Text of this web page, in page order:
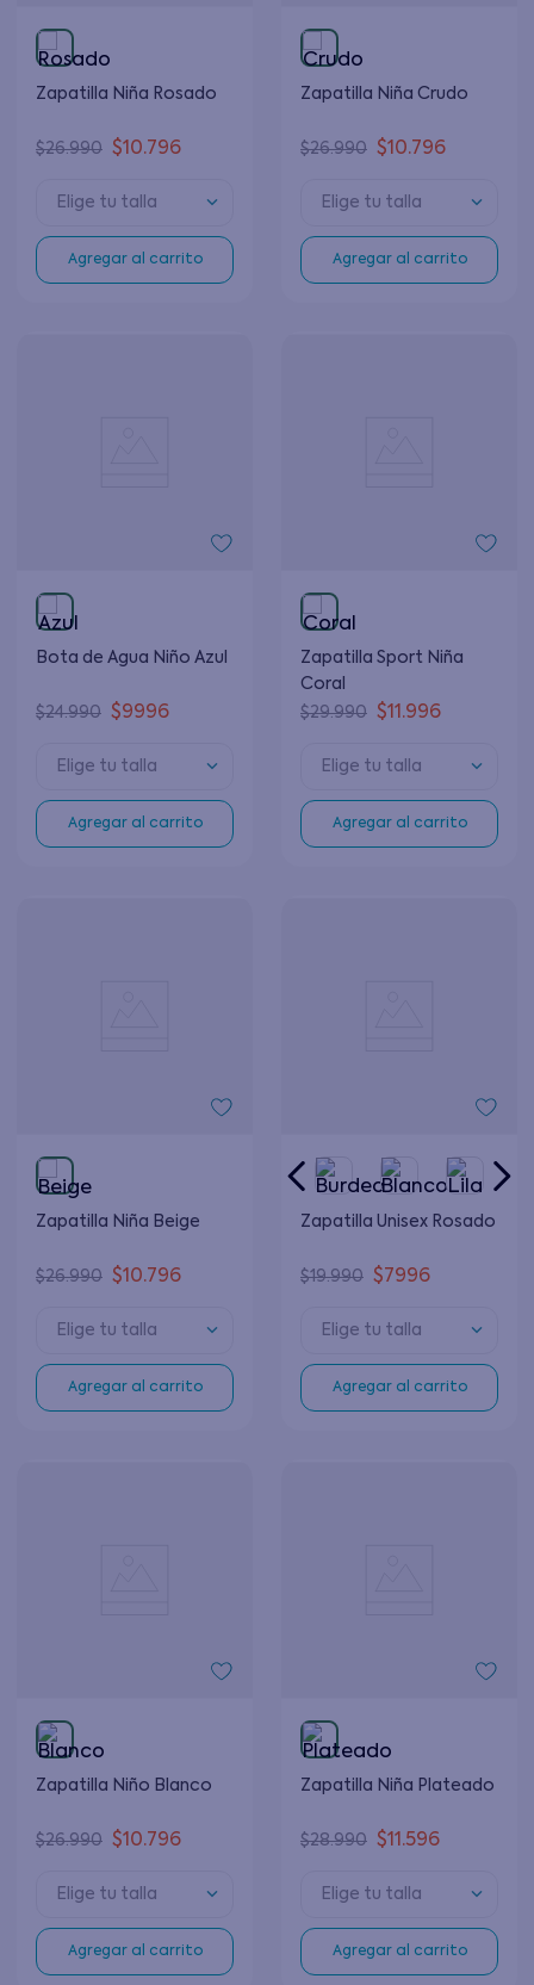
Zapatilla Niña Rosado
$26.990 $10.796
Elige tu talla
Agregar al carrito
Zapatilla Niña Crudo
$26.990 $10.796
Elige tu talla
Agregar al carrito
Bota de Agua Niño Azul
$24.990 $9996
Elige tu talla
Agregar al carrito
Zapatilla Sport Niña
Coral
$29.990 $11 .996
Elige tu talla
Agregar al carrito
Zapatilla Niña Beige
$26.990 $10.796
Elige tu talla
Agregar al carrito
Zapatilla Unisex Rosado
$19.990 $7996
Elige tu talla
Agregar al carrito
Zapatilla Niño Blanco
$26.990 $10.796
Elige tu talla
Agregar al carrito
Zapatilla Niña Plateado
$28.990 $11 .596
Elige tu talla
Agregar al carrito